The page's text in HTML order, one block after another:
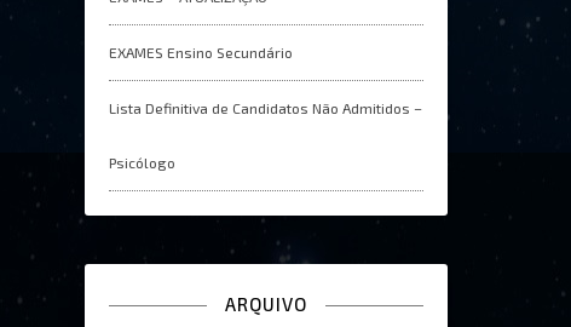
EXAMES Ensino Secundário
Lista Definitiva de Candidatos Não Admitidos –
Psicólogo
ARQUIVO